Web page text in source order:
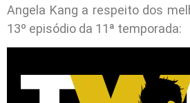
Angela Kang a respeito dos
13º episódio da 11ª temporada: